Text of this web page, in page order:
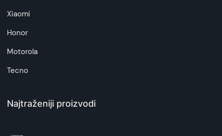
Xiaomi
Honor
Motorola
Tecno
Najtraženiji proizvodi